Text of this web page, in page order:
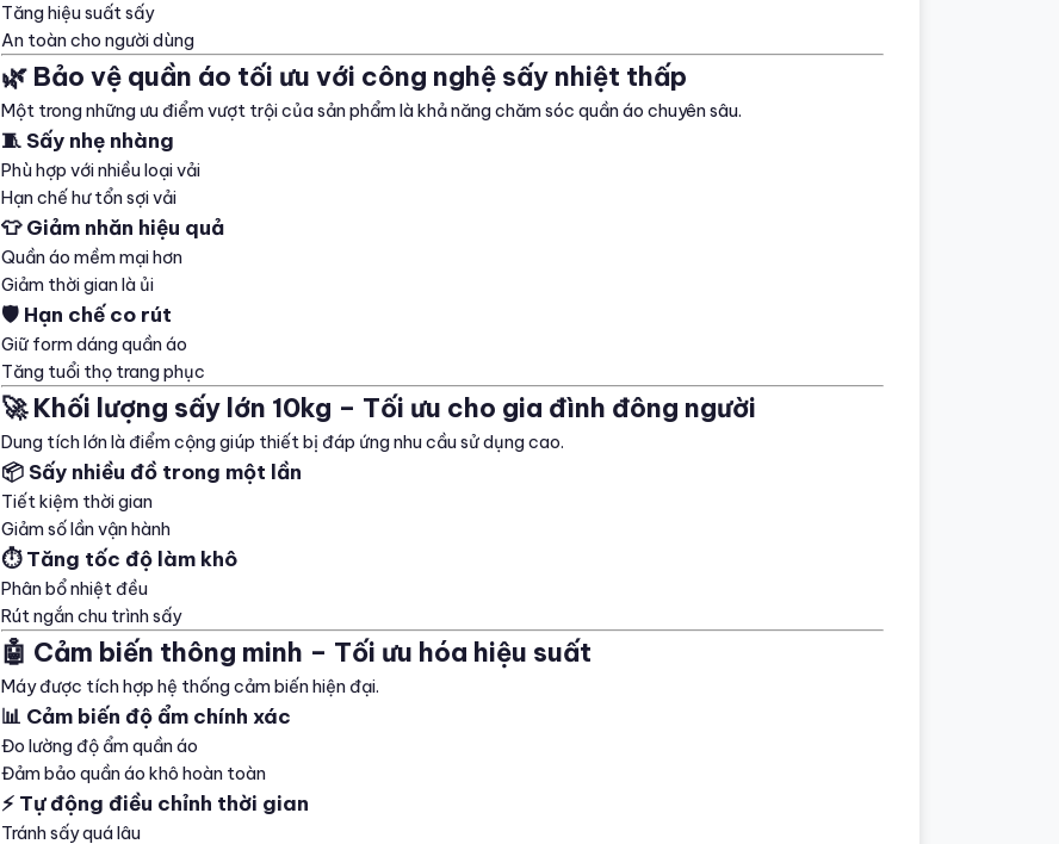
Tăng hiệu suất sấy
An toàn cho người dùng
🌿 Bảo vệ quần áo tối ưu với công nghệ sấy nhiệt thấp
Một trong những ưu điểm vượt trội của sản phẩm là khả năng chăm sóc quần áo chuyên sâu.
🧵 Sấy nhẹ nhàng
Phù hợp với nhiều loại vải
Hạn chế hư tổn sợi vải
👕 Giảm nhăn hiệu quả
Quần áo mềm mại hơn
Giảm thời gian là ủi
🛡️ Hạn chế co rút
Giữ form dáng quần áo
Tăng tuổi thọ trang phục
🚀 Khối lượng sấy lớn 10kg – Tối ưu cho gia đình đông người
Dung tích lớn là điểm cộng giúp thiết bị đáp ứng nhu cầu sử dụng cao.
📦 Sấy nhiều đồ trong một lần
Tiết kiệm thời gian
Giảm số lần vận hành
⏱️ Tăng tốc độ làm khô
Phân bổ nhiệt đều
Rút ngắn chu trình sấy
🤖 Cảm biến thông minh – Tối ưu hóa hiệu suất
Máy được tích hợp hệ thống cảm biến hiện đại.
📊 Cảm biến độ ẩm chính xác
Đo lường độ ẩm quần áo
Đảm bảo quần áo khô hoàn toàn
⚡ Tự động điều chỉnh thời gian
Tránh sấy quá lâu